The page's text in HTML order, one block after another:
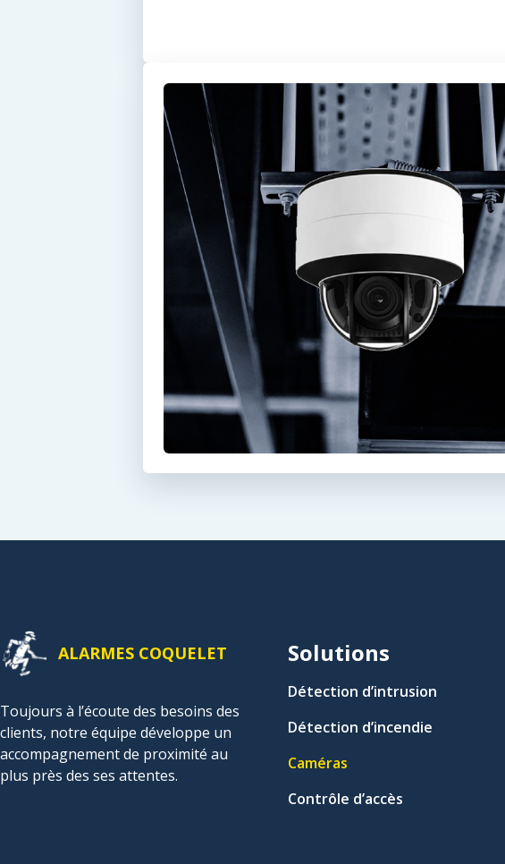
ALARMES COQUELET
Toujours à l’écoute des besoins des
clients, notre équipe développe un
accompagnement de proximité au
plus près des ses attentes.
Solutions
Détection d’intrusion
Détection d’incendie
Caméras
Contrôle d’accès